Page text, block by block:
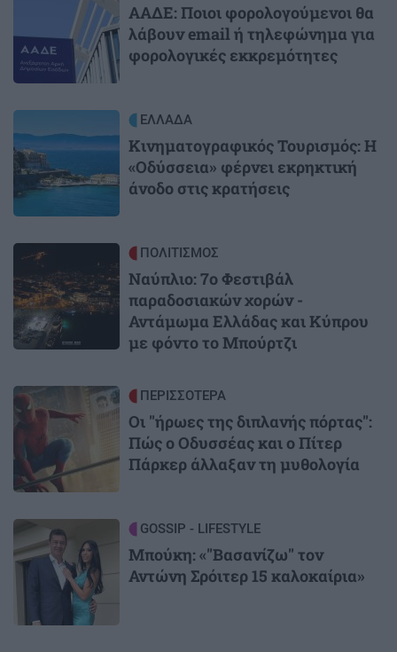
ΑΑΔΕ: Ποιοι φορολογούμενοι θα
λάβουν email ή τηλεφώνημα για
φορολογικές εκκρεμότητες
ΕΛΛΑΔΑ
Κινηματογραφικός Τουρισμός: Η
«Οδύσσεια» φέρνει εκρηκτική
άνοδο στις κρατήσεις
Image ΠΟΛΙΤΙΣΜΟΣ
Ναύπλιο: 7ο Φεστιβάλ
παραδοσιακών χορών -
Αντάμωμα Ελλάδας και Κύπρου
με φόντο το Μπούρτζι
Image ΠΕΡΙΣΣΟΤΕΡΑ
Οι "ήρωες της διπλανής πόρτας":
Πώς ο Οδυσσέας και ο Πίτερ
Πάρκερ άλλαξαν τη μυθολογία
Image GOSSIP - LIFESTYLE
Μπούκη: «"Βασανίζω" τον
Αντώνη Σρόιτερ 15 καλοκαίρια»